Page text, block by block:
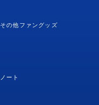
その他ファングッズ
ノート